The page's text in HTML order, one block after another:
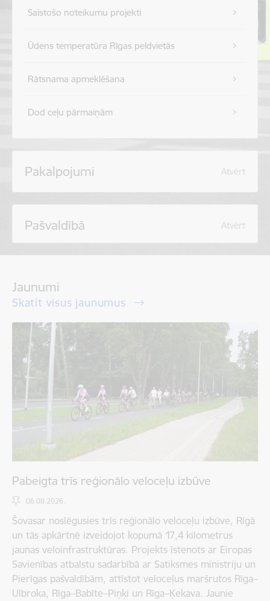
Saistošo noteikumu projekti
Ūdens temperatūra Rīgas peldvietās
Rātsnama apmeklēšana
Dod ceļu pārmaiņām
Pakalpojumi Atvērt
Pašvaldībā Atvērt
Jaunumi
Skatīt visus jaunumus
Pabeigta trīs reģionālo veloceļu izbūve
06.08.2026.
Šovasar noslēgusies trīs reģionālo veloceļu izbūve, Rīgā
un tās apkārtnē izveidojot kopumā 17,4 kilometrus
jaunas veloinfrastruktūras. Projekts īstenots ar Eiropas
Savienības atbalstu sadarbībā ar Satiksmes ministriju un
Pierīgas pašvaldībām, attīstot veloceļus maršrutos Rīga–
Ulbroka, Rīga–Babīte–Piņķi un Rīga–Ķekava. Jaunie